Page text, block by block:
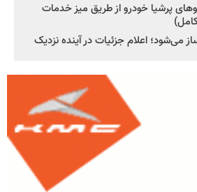
پرشیا خودرو از طریق میز خدمات
می‌شود؛ اعلام جزئیات در آینده نزدیک